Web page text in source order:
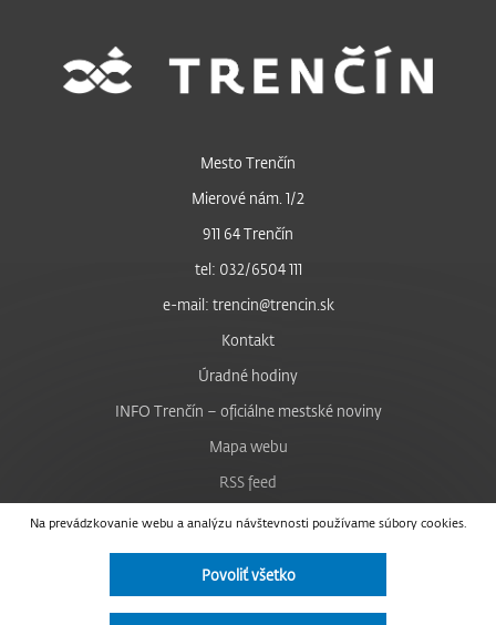
Na prevádzkovanie webu a analýzu návštevnosti používame súbory cookies.
Povoliť všetko
Mesto Trenčín
Mierové nám. 1/2
911 64 Trenčín
tel: 032/6504 111
e-mail: trencin@trencin.sk
Kontakt
Úradné hodiny
INFO Trenčín – oficiálne mestské noviny
Mapa webu
RSS feed
Nastavenie cookies
Facebook